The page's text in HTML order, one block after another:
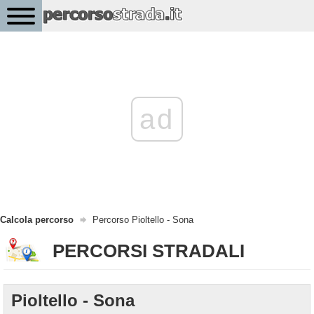
ad
Calcola percorso Percorso Pioltello - Sona
PERCORSI STRADALI
Pioltello - Sona